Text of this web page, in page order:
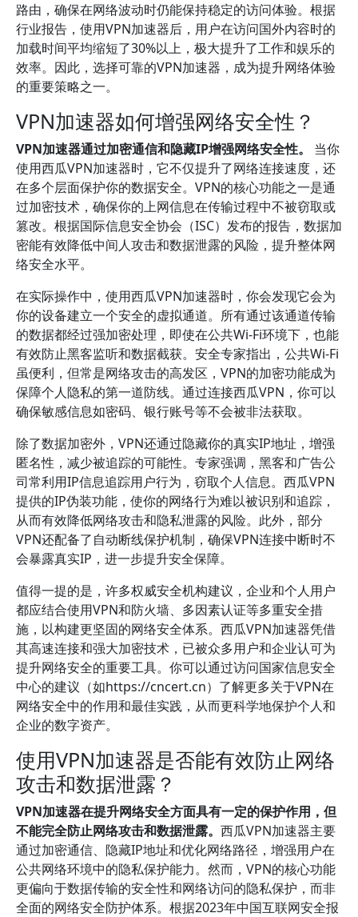
路由，确保在网络波动时仍能保持稳定的访问体验。根据
行业报告，使用VPN加速器后，用户在访问国外内容时的
加载时间平均缩短了30%以上，极大提升了工作和娱乐的
效率。因此，选择可靠的VPN加速器，成为提升网络体验
的重要策略之一。
VPN加速器如何增强网络安全性？
VPN加速器通过加密通信和隐藏IP增强网络安全性。
当你
使用西瓜VPN加速器时，它不仅提升了网络连接速度，还
在多个层面保护你的数据安全。VPN的核心功能之一是通
过加密技术，确保你的上网信息在传输过程中不被窃取或
篡改。根据国际信息安全协会（ISC）发布的报告，数据加
密能有效降低中间人攻击和数据泄露的风险，提升整体网
络安全水平。
在实际操作中，使用西瓜VPN加速器时，你会发现它会为
你的设备建立一个安全的虚拟通道。所有通过该通道传输
的数据都经过强加密处理，即使在公共Wi-Fi环境下，也能
有效防止黑客监听和数据截获。安全专家指出，公共Wi-Fi
虽便利，但常是网络攻击的高发区，VPN的加密功能成为
保障个人隐私的第一道防线。通过连接西瓜VPN，你可以
确保敏感信息如密码、银行账号等不会被非法获取。
除了数据加密外，VPN还通过隐藏你的真实IP地址，增强
匿名性，减少被追踪的可能性。专家强调，黑客和广告公
司常利用IP信息追踪用户行为，窃取个人信息。西瓜VPN
提供的IP伪装功能，使你的网络行为难以被识别和追踪，
从而有效降低网络攻击和隐私泄露的风险。此外，部分
VPN还配备了自动断线保护机制，确保VPN连接中断时不
会暴露真实IP，进一步提升安全保障。
值得一提的是，许多权威安全机构建议，企业和个人用户
都应结合使用VPN和防火墙、多因素认证等多重安全措
施，以构建更坚固的网络安全体系。西瓜VPN加速器凭借
其高速连接和强大加密技术，已被众多用户和企业认可为
提升网络安全的重要工具。你可以通过访问国家信息安全
中心的建议（如https://cncert.cn）了解更多关于VPN在
网络安全中的作用和最佳实践，从而更科学地保护个人和
企业的数字资产。
使用VPN加速器是否能有效防止网络
攻击和数据泄露？
VPN加速器在提升网络安全方面具有一定的保护作用，但
不能完全防止网络攻击和数据泄露。 西瓜VPN加速器主要
通过加密通信、隐藏IP地址和优化网络路径，增强用户在
公共网络环境中的隐私保护能力。然而，VPN的核心功能
更偏向于数据传输的安全性和网络访问的隐私保护，而非
全面的网络安全防护体系。根据2023年中国互联网安全报